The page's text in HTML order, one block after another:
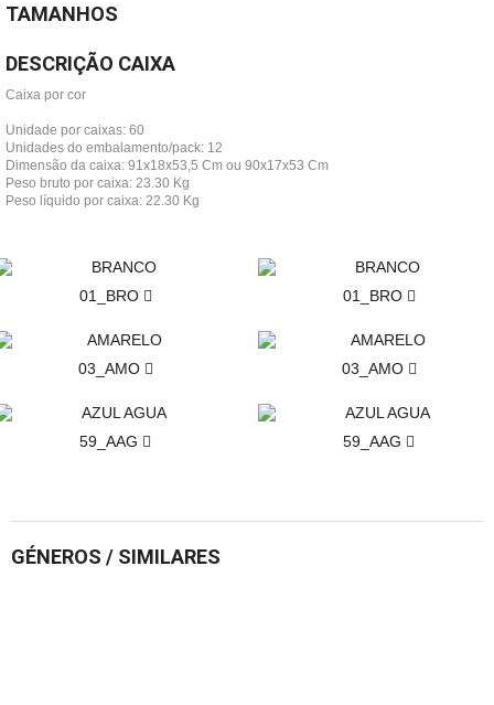
TAMANHOS
DESCRIÇÃO CAIXA
Caixa por cor
Unidade por caixas: 60
Unidades do embalamento/pack: 12
Dimensão da caixa: 91x18x53,5 Cm ou 90x17x53 Cm
Peso bruto por caixa: 23.30 Kg
Peso líquido por caixa: 22.30 Kg
01_BRO 01_BRO
03_AMO 03_AMO
59_AAG 59_AAG
GÉNEROS / SIMILARES